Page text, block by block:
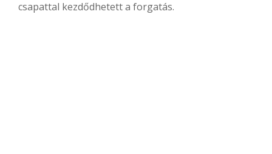
csapattal kezdődhetett a forgatás.